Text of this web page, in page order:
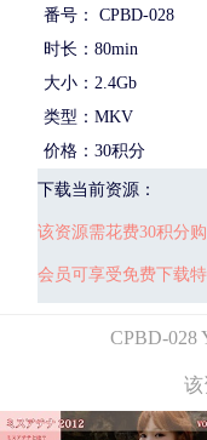
番号： CPBD-028
时长：80min
大小：2.4Gb
类型：MKV
价格：30积分
下载当前资源：
该资源需花费30积分
会员可享受免费下载
CPBD-028
该